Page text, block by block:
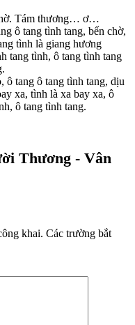
Tám thương… ơ…
ô tang tình tang, bến chờ,
tình là giang hương
tang tình, ô tang tình tang
tang ô tang tình tang, dịu
xa, tình là xa bay xa, ô
ô tang tình tang.
Thương - Vân
khai. Các trường bắt